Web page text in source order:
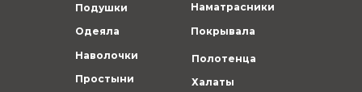
Халаты
Полотенца
Покрывала
Наматрасники
Простыни
Наволочки
Одеяла
Подушки